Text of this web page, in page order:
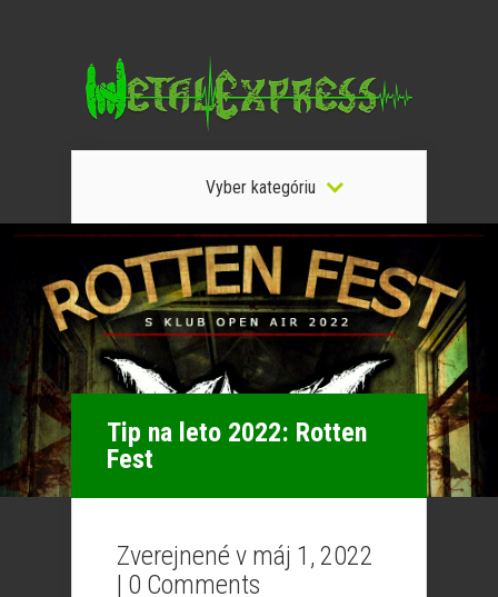
Vyber kategóriu
Tip na leto 2022: Rotten
Fest
Zverejnené v máj 1, 2022
| 0 Comments